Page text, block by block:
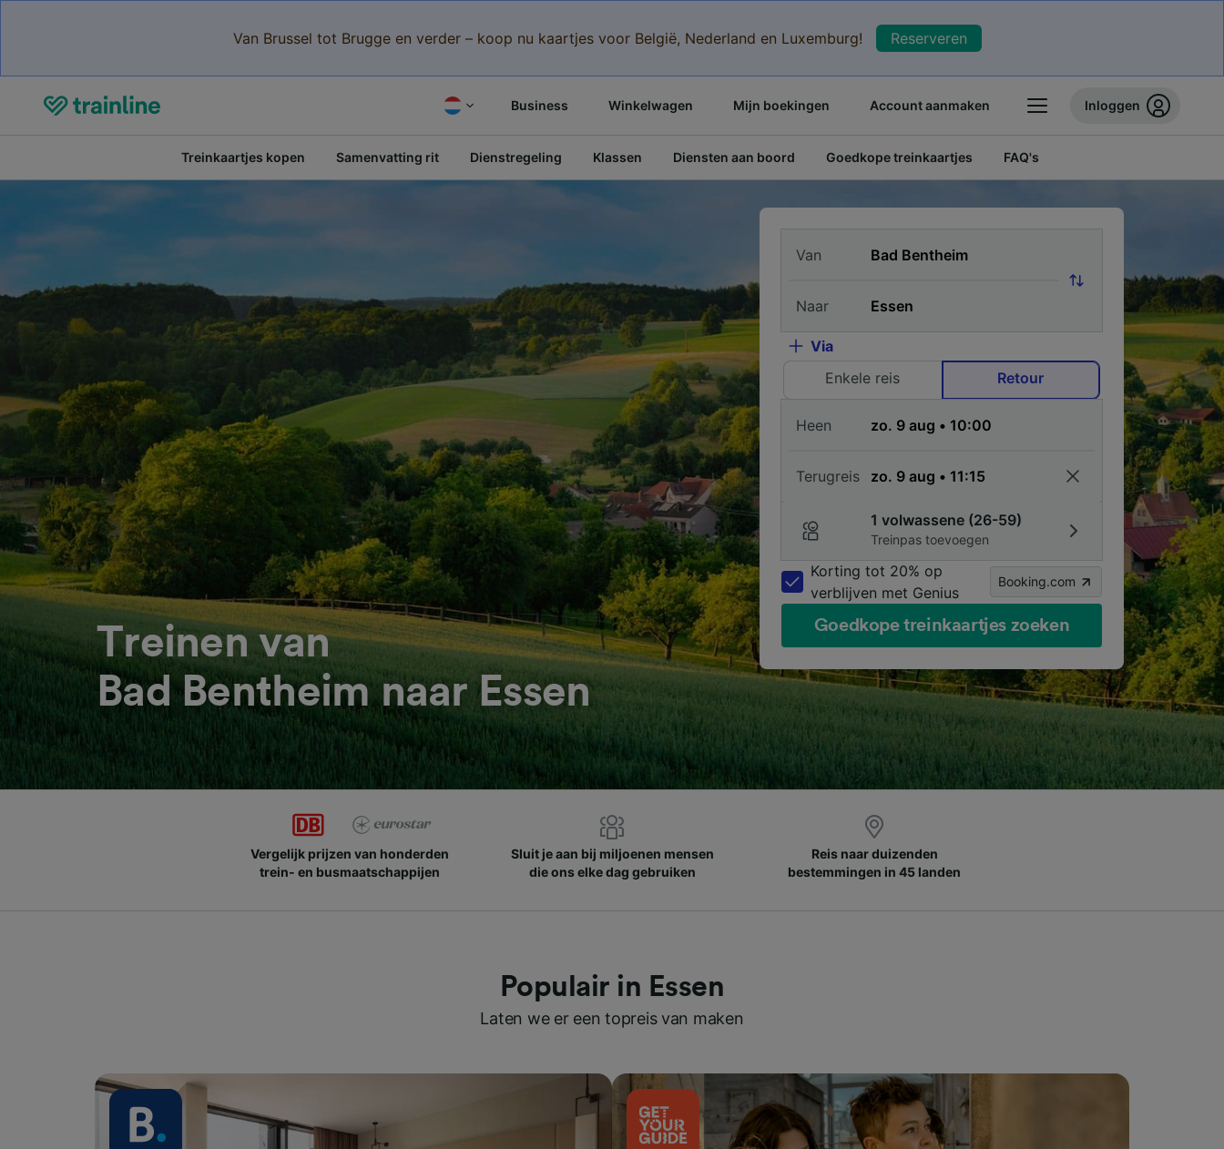
Van Brussel tot Brugge en verder – koop nu kaartjes voor België, Nederland en Luxemburg! Reserveren
Business Winkelwagen Mijn boekingen Account aanmaken Inloggen
Treinkaartjes kopen Samenvatting rit Dienstregeling Klassen Diensten aan boord Goedkope treinkaartjes FAQ's
Treinen van
Bad Bentheim naar Essen
Van
Naar
Via
Enkele reis
Retour
Heen
Terugreis
1 volwassene (26-59)
Treinpas toevoegen
Korting tot 20% op
verblijven met Genius
Booking.com
Goedkope treinkaartjes zoeken
Vergelijk prijzen van honderden
trein- en busmaatschappijen
Sluit je aan bij miljoenen mensen
die ons elke dag gebruiken
Reis naar duizenden
bestemmingen in 45 landen
Populair in Essen
Laten we er een topreis van maken